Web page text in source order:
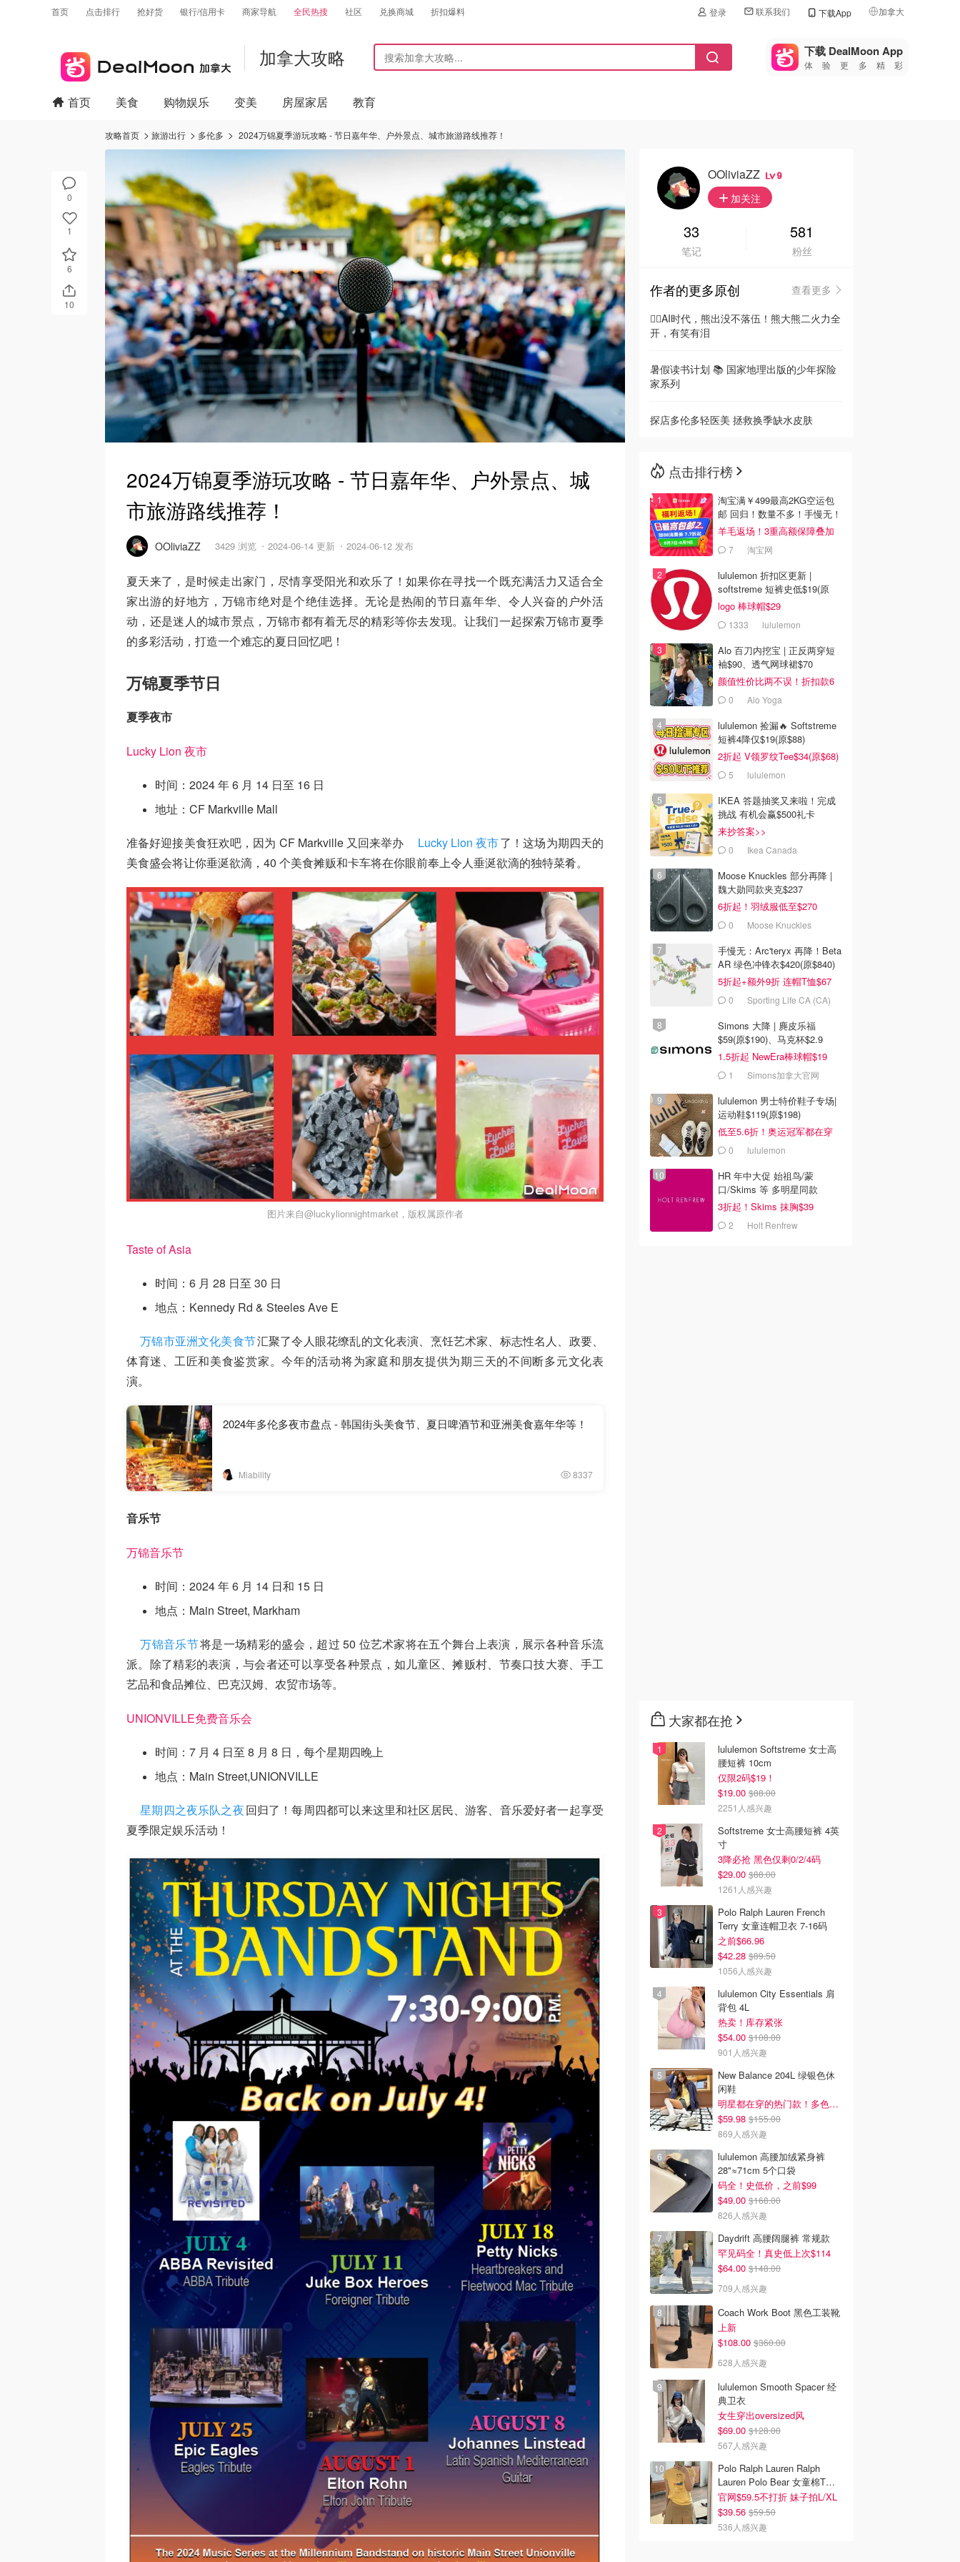
首页 点击排行 抢好货 银行/信用卡 商家导航 全民热搜 社区 兑换商城 折扣爆料 登录 联系我们 下载App 加拿大
🇺🇸
美国
🇨🇳中国
🇮🇹
🇦🇺
🇳🇿新西兰
加拿大攻略 下载 DealMoon App
体验更多精彩
0
1
6
10
首页 美食 购物娱乐 变美 房屋家居 教育
攻略首页 旅游出行 多伦多 2024万锦夏季游玩攻略 - 节日嘉年华、户外景点、城市旅游路线推荐！
2024万锦夏季游玩攻略 - 节日嘉年华、户外景点、城
市旅游路线推荐！
OOliviaZZ 3429 浏览 2024-06-14 更新 2024-06-12 发布
夏天来了，是时候走出家门，尽情享受阳光和欢乐了！如果你在寻找一个既充满活力又适合全
家出游的好地方，万锦市绝对是个绝佳选择。无论是热闹的节日嘉年华、令人兴奋的户外活
动，还是迷人的城市景点，万锦市都有着无尽的精彩等你去发现。让我们一起探索万锦市夏季
的多彩活动，打造一个难忘的夏日回忆吧！
万锦夏季节日
夏季夜市
Lucky Lion 夜市
时间：2024 年 6 月 14 日至 16 日
地址：CF Markville Mall
准备好迎接美食狂欢吧，因为 CF Markville 又回来举办 Lucky Lion 夜市了！这场为期四天的
美食盛会将让你垂涎欲滴，40 个美食摊贩和卡车将在你眼前奉上令人垂涎欲滴的独特菜肴。
图片来自@luckylionnightmarket，版权属原作者
Taste of Asia
时间：6 月 28 日至 30 日
地点：Kennedy Rd & Steeles Ave E
万锦市亚洲文化美食节汇聚了令人眼花缭乱的文化表演、烹饪艺术家、标志性名人、政要、
体育迷、工匠和美食鉴赏家。今年的活动将为家庭和朋友提供为期三天的不间断多元文化表
演。
2024年多伦多夜市盘点 - 韩国街头美食节、夏日啤酒节和亚洲美食嘉年华等！
Miability 8337
音乐节
万锦音乐节
时间：2024 年 6 月 14 日和 15 日
地点：Main Street, Markham
万锦音乐节将是一场精彩的盛会，超过 50 位艺术家将在五个舞台上表演，展示各种音乐流
派。除了精彩的表演，与会者还可以享受各种景点，如儿童区、摊贩村、节奏口技大赛、手工
艺品和食品摊位、巴克汉姆、农贸市场等。
UNIONVILLE免费音乐会
时间：7 月 4 日至 8 月 8 日，每个星期四晚上
地点：Main Street,UNIONVILLE
星期四之夜乐队之夜回归了！每周四都可以来这里和社区居民、游客、音乐爱好者一起享受
夏季限定娱乐活动！
OOliviaZZ 9
加关注
33
笔记
581
粉丝
作者的更多原创
查看更多
🦸‍♂️AI时代，熊出没不落伍！熊大熊二火力全
开，有笑有泪
暑假读书计划 📚 国家地理出版的少年探险
家系列
探店多伦多轻医美 拯救换季缺水皮肤
点击排行榜
淘宝满￥499最高2KG空运包
邮 回归！数量不多！手慢无！
羊毛返场！3重高额保障叠加
7 淘宝网
lululemon 折扣区更新 |
softstreme 短裤史低$19(原
$88)
logo 棒球帽$29
1333 lululemon
Alo 百刀内挖宝 | 正反两穿短
袖$90、透气网球裙$70
颜值性价比两不误！折扣款6
折起0 Alo Yoga
lululemon 捡漏🔥 Softstreme
短裤4降仅$19(原$88)
2折起 V领罗纹Tee$34(原$68)
5 lululemon
IKEA 答题抽奖又来啦！完成
挑战 有机会赢$500礼卡
来抄答案>>
0 Ikea Canada
Moose Knuckles 部分再降 |
魏大勋同款夹克$237
6折起！羽绒服低至$270
0 Moose Knuckles
手慢无：Arc'teryx 再降！Beta
AR 绿色冲锋衣$420(原$840)
5折起+额外9折 连帽T恤$67
0 Sporting Life CA (CA)
Simons 大降 | 麂皮乐福
$59(原$190)、马克杯$2.9
1.5折起 NewEra棒球帽$19
1 Simons加拿大官网
lululemon 男士特价鞋子专场|
运动鞋$119(原$198)
低至5.6折！奥运冠军都在穿
0 lululemon
HR 年中大促 始祖鸟/蒙
口/Skims 等 多明星同款
3折起！Skims 抹胸$39
2 Holt Renfrew
大家都在抢
lululemon Softstreme 女士高
腰短裤 10cm
仅限2码$19！
$19.00 $88.00
2251人感兴趣
Softstreme 女士高腰短裤 4英
寸
3降必抢 黑色仅剩0/2/4码
$29.00 $88.00
1261人感兴趣
Polo Ralph Lauren French
Terry 女童连帽卫衣 7-16码
之前$66.96
$42.28 $89.50
1056人感兴趣
lululemon City Essentials 肩
背包 4L
热卖！库存紧张
$54.00 $108.00
901人感兴趣
New Balance 204L 绿银色休
闲鞋
明星都在穿的热门款！多色可选 3.8折
$59.98 $155.00
869人感兴趣
lululemon 高腰加绒紧身裤
28"≈71cm 5个口袋
码全！史低价，之前$99
$49.00 $168.00
826人感兴趣
Daydrift 高腰阔腿裤 常规款
罕见码全！真史低上次$114
$64.00 $148.00
709人感兴趣
Coach Work Boot 黑色工装靴
上新
$108.00 $360.00
628人感兴趣
lululemon Smooth Spacer 经
典卫衣
女生穿出oversized风
$69.00 $128.00
567人感兴趣
Polo Ralph Lauren Ralph
Lauren Polo Bear 女童棉T恤
染色 1件
官网$59.5不打折 妹子拍L/XL
$39.56 $59.50
536人感兴趣